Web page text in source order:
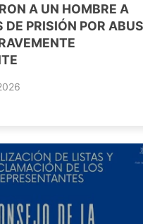
A UN HOMBRE A
DE PRISIÓN POR